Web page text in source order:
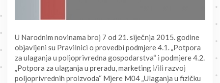
U Narodnim novinama broj 7 od 21. siječnja 2015. godine
objavljeni su Pravilnici o provedbi podmjere 4.1. „Potpora
za ulaganja u poljoprivredna gospodarstva“ i podmjere 4.2.
„Potpora za ulaganja u preradu, marketing i/ili razvoj
poljoprivrednih proizvoda“ Mjere M04 „Ulaganja u fizičku